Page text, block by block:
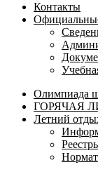
Контакты
Олимпиада
ГОРЯЧАЯ
Летний